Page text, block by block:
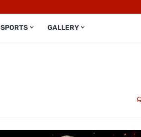
SPORTS GALLERY